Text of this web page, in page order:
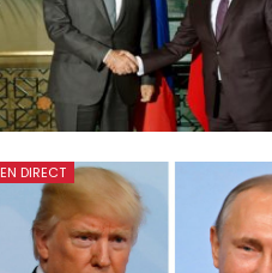
EN DIRECT